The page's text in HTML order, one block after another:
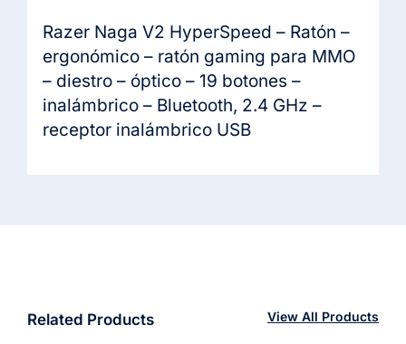
Razer Naga V2 HyperSpeed – Ratón –
ergonómico – ratón gaming para MMO
– diestro – óptico – 19 botones –
inalámbrico – Bluetooth, 2.4 GHz –
receptor inalámbrico USB
Related Products View All Products